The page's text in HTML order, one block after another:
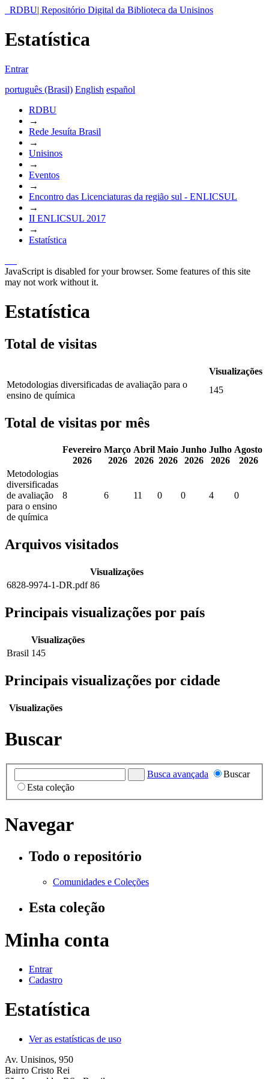
RDBU| Repositório Digital da Biblioteca da Unisinos
Estatística
Entrar
português (Brasil) English español
RDBU
→
Rede Jesuíta Brasil
→
Unisinos
→
Eventos
→
Encontro das Licenciaturas da região sul - ENLICSUL
→
II ENLICSUL 2017
→
Estatística
JavaScript is disabled for your browser. Some features of this site
may not work without it.
Estatística
Total de visitas
Visualizações
Metodologias diversificadas de avaliação para o
ensino de química
145
Total de visitas por mês
Fevereiro
2026
Março
2026
Abril
2026
Maio
2026
Junho
2026
Julho
2026
Agosto
2026
Metodologias
diversificadas
de avaliação
para o ensino
de química
8 6 11 0 0 4 0
Arquivos visitados
Visualizações
6828-9974-1-DR.pdf 86
Principais visualizações por país
Visualizações
Brasil 145
Principais visualizações por cidade
Visualizações
Buscar
Busca avançada
Buscar
Esta coleção
Navegar
Todo o repositório
Comunidades e Coleções
Esta coleção
Minha conta
Entrar
Cadastro
Estatística
Ver as estatísticas de uso
Av. Unisinos, 950
Bairro Cristo Rei